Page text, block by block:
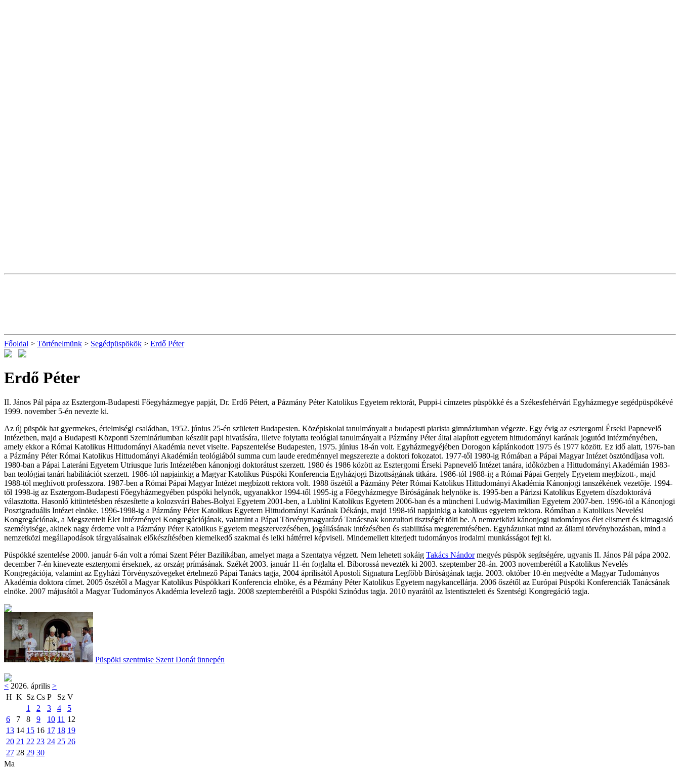
Főoldal > Történelmünk > Segédpüspökök > Erdő Péter
Erdő Péter
II. János Pál pápa az Esztergom-Budapesti Főegyházmegye papját, Dr. Erdő Pétert, a Pázmány Péter Katolikus Egyetem rektorát, Puppi-i címzetes püspökké és a Székesfehérvári Egyházmegye segédpüspökévé
1999. november 5-én nevezte ki.
Az új püspök hat gyermekes, értelmiségi családban, 1952. június 25-én született Budapesten. Középiskolai tanulmányait a budapesti piarista gimnáziumban végezte. Egy évig az esztergomi Érseki Papnevelő
Intézetben, majd a Budapesti Központi Szemináriumban készült papi hivatására, illetve folytatta teológiai tanulmányait a Pázmány Péter által alapított egyetem hittudományi karának jogutód intézményében,
amely ekkor a Római Katolikus Hittudományi Akadémia nevet viselte. Papszentelése Budapesten, 1975. június 18-án volt. Egyházmegyéjében Dorogon káplánkodott 1975 és 1977 között. Ez idő alatt, 1976-ban
a Pázmány Péter Római Katolikus Hittudományi Akadémián teológiából summa cum laude eredménnyel megszerezte a doktori fokozatot. 1977-től 1980-ig Rómában a Pápai Magyar Intézet ösztöndíjasa volt.
1980-ban a Pápai Lateráni Egyetem Utriusque Iuris Intézetében kánonjogi doktorátust szerzett. 1980 és 1986 között az Esztergomi Érseki Papnevelő Intézet tanára, időközben a Hittudományi Akadémián 1983-
ban teológiai tanári habilitációt szerzett. 1986-tól napjainkig a Magyar Katolikus Püspöki Konferencia Egyházjogi Bizottságának titkára. 1986-tól 1988-ig a Római Pápai Gergely Egyetem megbízott-, majd
1988-tól meghívott professzora. 1987-ben a Római Pápai Magyar Intézet megbízott rektora volt. 1988 őszétől a Pázmány Péter Római Katolikus Hittudományi Akadémia Kánonjogi tanszékének vezetője. 1994-
től 1998-ig az Esztergom-Budapesti Főegyházmegyében püspöki helynök, ugyanakkor 1994-től 1995-ig a Főegyházmegye Bíróságának helynöke is. 1995-ben a Párizsi Katolikus Egyetem díszdoktorává
választotta. Hasonló kitüntetésben részesítette a kolozsvári Babes-Bolyai Egyetem 2001-ben, a Lublini Katolikus Egyetem 2006-ban és a müncheni Ludwig-Maximilian Egyetem 2007-ben. 1996-tól a Kánonjogi
Posztgraduális Intézet elnöke. 1996-1998-ig a Pázmány Péter Katolikus Egyetem Hittudományi Karának Dékánja, majd 1998-tól napjainkig a katolikus egyetem rektora. Rómában a Katolikus Nevelési
Kongregációnak, a Megszentelt Élet Intézményei Kongregációjának, valamint a Pápai Törvénymagyarázó Tanácsnak konzultori tisztségét tölti be. A nemzetközi kánonjogi tudományos élet elismert és kimagasló
személyisége, akinek nagy érdeme volt a Pázmány Péter Katolikus Egyetem megszervezésében, jogállásának intézésében és stabilitása megteremtésében. Egyházunkat mind az állami törvényhozásban, mind a
nemzetközi megállapodások tárgyalásainak előkészítésében kiemelkedő szakmai és lelki háttérrel képviseli. Mindemellett kiterjedt tudományos irodalmi munkásságot fejt ki.
Püspökké szentelése 2000. január 6-án volt a római Szent Péter Bazilikában, amelyet maga a Szentatya végzett. Nem lehetett sokáig Takács Nándormegyés püspök segítségére, ugyanis II. János Pál pápa 2002.
december 7-én kinevezte esztergomi érseknek, az ország prímásának. Székét 2003. január 11-én foglalta el. Bíborossá nevezték ki 2003. szeptember 28-án. 2003 novemberétől a Katolikus Nevelés
Kongregációja, valamint az Egyházi Törvényszövegeket értelmező Pápai Tanács tagja, 2004 áprilisától Apostoli Signatura Legfőbb Bíróságának tagja. 2003. október 10-én megvédte a Magyar Tudományos
Akadémia doktora címet. 2005 őszétől a Magyar Katolikus Püspökkari Konferencia elnöke, és a Pézmány Péter Katolikus Egyetem nagykancellárja. 2006 őszétől az Európai Püspöki Konferenciák Tanácsának
elnöke. 2007 májusától a Magyar Tudományos Akadémia levelező tagja. 2008 szeptemberétől a Püspöki Szinódus tagja. 2010 nyarától az Istentiszteleti és Szentségi Kongregáció tagja.
Püspöki szentmise Szent Donát ünnepén
< 2026. április >
H K Sz Cs P Sz V
1
2 3 4
5
6
7 8 9 10 11 12
13 14 15 16 17 18 19
20 21 22 23 24 25 26
27 28 29 30
Ma